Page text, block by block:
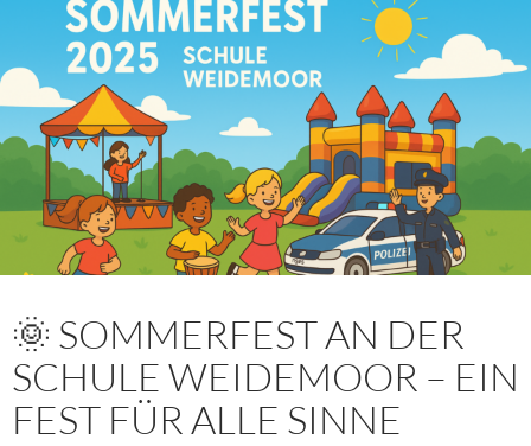
🌞 SOMMERFEST AN DER
SCHULE WEIDEMOOR – EIN
FEST FÜR ALLE SINNE